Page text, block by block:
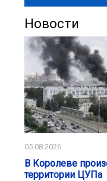
Новости
05.08.2026
В Королеве
территории ЦУПа